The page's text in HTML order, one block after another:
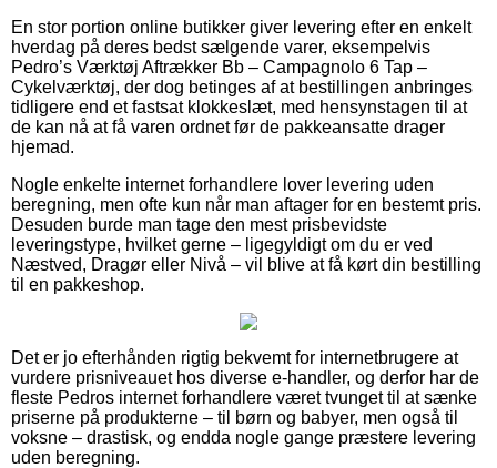
En stor portion online butikker giver levering efter en enkelt
hverdag på deres bedst sælgende varer, eksempelvis
Pedro’s Værktøj Aftrækker Bb – Campagnolo 6 Tap –
Cykelværktøj, der dog betinges af at bestillingen anbringes
tidligere end et fastsat klokkeslæt, med hensynstagen til at
de kan nå at få varen ordnet før de pakkeansatte drager
hjemad.
Nogle enkelte internet forhandlere lover levering uden
beregning, men ofte kun når man aftager for en bestemt pris.
Desuden burde man tage den mest prisbevidste
leveringstype, hvilket gerne – ligegyldigt om du er ved
Næstved, Dragør eller Nivå – vil blive at få kørt din bestilling
til en pakkeshop.
Det er jo efterhånden rigtig bekvemt for internetbrugere at
vurdere prisniveauet hos diverse e-handler, og derfor har de
fleste Pedros internet forhandlere været tvunget til at sænke
priserne på produkterne – til børn og babyer, men også til
voksne – drastisk, og endda nogle gange præstere levering
uden beregning.